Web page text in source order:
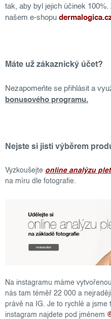
tak, aby byl jejich účinek
našem e-shopu
Máte už zákaznický účet?
Nezapomeňte se přihlásit a
bonusového programu.
Nejste si jisti výběrem
Vyzkoušejte online analýzu
na míru dle fotografie.
Na instagramu máme
nás tam téměř 22 000 a
právě na IG. Je to rychlé a jsme
instagram najdete pod jménem